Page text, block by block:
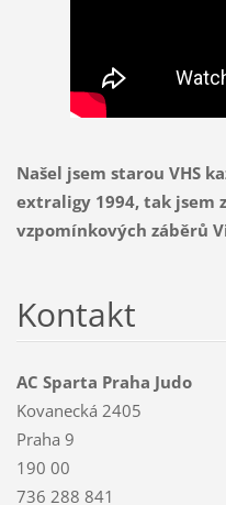
Našel jsem starou VHS
extraligy 1994, tak jsem
vzpomínkových záběrů
Kontakt
AC Sparta Praha Judo
Kovanecká 2405
Praha 9
190 00
736 288 841